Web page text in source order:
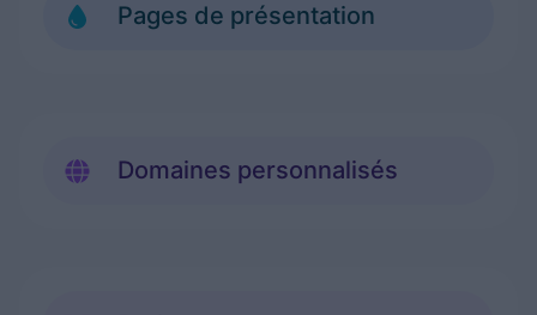
Pages de présentation
Domaines personnalisés